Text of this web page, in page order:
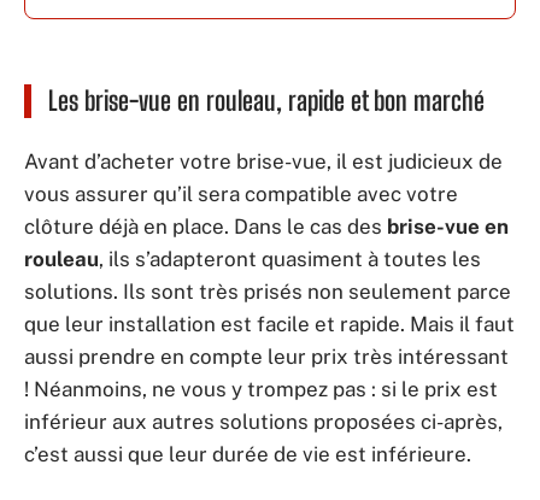
Les brise-vue en rouleau, rapide et bon marché
Avant d’acheter votre brise-vue, il est judicieux de
vous assurer qu’il sera compatible avec votre
clôture déjà en place. Dans le cas des brise-vue en
rouleau, ils s’adapteront quasiment à toutes les
solutions. Ils sont très prisés non seulement parce
que leur installation est facile et rapide. Mais il faut
aussi prendre en compte leur prix très intéressant
! Néanmoins, ne vous y trompez pas : si le prix est
inférieur aux autres solutions proposées ci-après,
c’est aussi que leur durée de vie est inférieure.